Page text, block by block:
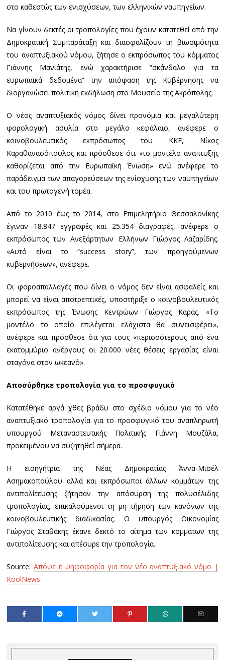
στο καθεστώς των ενισχύσεων, των ελληνικών ναυπηγείων.
Να γίνουν δεκτές οι τροπολογίες που έχουν κατατεθεί από την
Δημοκρατική Συμπαράταξη και διασφαλίζουν τη βιωσιμότητα
του αναπτυξιακού νόμου, ζήτησε ο εκπρόσωπος του κόμματος
Γιάννης Μανιάτης, ενώ χαρακτήρισε “σκάνδαλο για τα
ευρωπαϊκά δεδομένα” την απόφαση της Κυβέρνησης να
διοργανώσει πολιτική εκδήλωση στο Μουσείο της Ακρόπολης.
Ο νέος αναπτυξιακός νόμος δίνει προνόμια και μεγαλύτερη
φορολογική ασυλία στο μεγάλο κεφάλαιο, ανέφερε ο
κοινοβουλευτικός εκπρόσωπος του ΚΚΕ, Νίκος
Καραθανασόπουλος και πρόσθεσε ότι «το μοντέλο ανάπτυξης
καθορίζεται από την Ευρωπαϊκή Ένωση» ενώ ανέφερε το
παράδειγμα των απαγορεύσεων της ενίσχυσης των ναυπηγείων
και του πρωτογενή τομέα.
Από το 2010 έως το 2014, στο Επιμελητήριο Θεσσαλονίκης
έγιναν 18.847 εγγραφές και 25.354 διαγραφές, ανέφερε ο
εκπρόσωπος των Ανεξάρτητων Ελλήνων Γιώργος Λαζαρίδης.
«Αυτό είναι το “success story”, των προηγούμενων
κυβερνήσεων», ανέφερε.
Οι φοροαπαλλαγές που δίνει ο νόμος δεν είναι ασφαλείς και
μπορεί να είναι αποτρεπτικές, υποστήριξε ο κοινοβουλευτικός
εκπρόσωπος της Ένωσης Κεντρώων Γιώργος Καράς. «Το
μοντέλο το οποίο επιλέγεται ελάχιστα θα συνεισφέρει»,
ανέφερε και πρόσθεσε ότι για τους «περισσότερους από ένα
εκατομμύριο ανέργους οι 20.000 νέες θέσεις εργασίας είναι
σταγόνα στον ωκεανό».
Αποσύρθηκε τροπολογία για το προσφυγικό
Κατατέθηκε αργά χθες βράδυ στο σχέδιο νόμου για το νέο
αναπτυξιακό τροπολογία για το προσφυγικό του αναπληρωτή
υπουργού Μεταναστευτικής Πολιτικής Γιάννη Μουζάλα,
προκειμένου να συζητηθεί σήμερα.
Η εισηγήτρια της Νέας Δημοκρατίας Άννα-Μισέλ
Ασημακοπούλου αλλά και εκπρόσωποι άλλων κομμάτων της
αντιπολίτευσης ζήτησαν την απόσυρση της πολυσέλιδης
τροπολογίας, επικαλούμενοι τη μη τήρηση των κανόνων της
κοινοβουλευτικής διαδικασίας. Ο υπουργός Οικονομίας
Γιώργος Σταθάκης έκανε δεκτό το αίτημα των κομμάτων της
αντιπολίτευσης και απέσυρε την τροπολογία.
Source:Απόψε η ψηφοφορία για τον νέο αναπτυξιακό νόμο |
KoolNews